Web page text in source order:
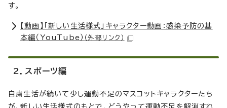
す。
【動画】「新しい生活様式」キャラクター動画：感染予防の基
本編（YouTube） （外部リンク）
2．スポーツ編
自粛生活が続いて少し運動不足のマスコットキャラクターたち